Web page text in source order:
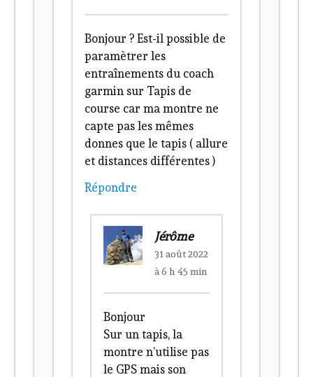
Bonjour ? Est-il possible de
paramètrer les
entraînements du coach
garmin sur Tapis de
course car ma montre ne
capte pas les mêmes
donnes que le tapis ( allure
et distances différentes )
Répondre
Jérôme
31 août 2022
à 6 h 45 min
Bonjour
Sur un tapis, la
montre n’utilise pas
le GPS mais son